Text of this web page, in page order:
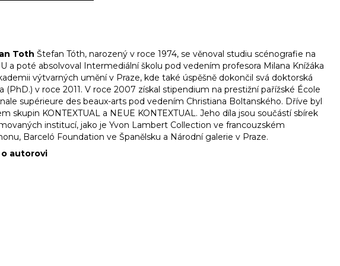
Toth Štefan Tóth, narozený v roce 1974, se věnoval studiu scénografie na
a poté absolvoval Intermediální školu pod vedením profesora Milana Knížáka
výtvarných umění v Praze, kde také úspěšně dokončil svá doktorská
(PhD.) v roce 2011. V roce 2007 získal stipendium na prestižní pařížské École
supérieure des beaux-arts pod vedením Christiana Boltanského. Dříve byl
skupin KONTEXTUAL a NEUE KONTEXTUAL. Jeho díla jsou součástí sbírek
institucí, jako je Yvon Lambert Collection ve francouzském
Barceló Foundation ve Španělsku a Národní galerie v Praze.
o autorovi